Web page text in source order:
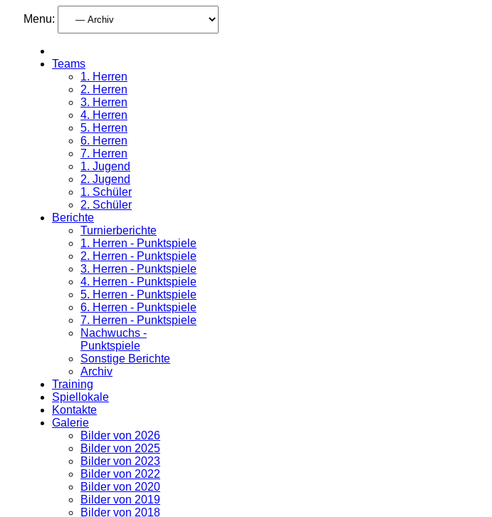
Menu:
Teams
1. Herren
2. Herren
3. Herren
4. Herren
5. Herren
6. Herren
7. Herren
1. Jugend
2. Jugend
1. Schüler
2. Schüler
Berichte
Turnierberichte
1. Herren - Punktspiele
2. Herren - Punktspiele
3. Herren - Punktspiele
4. Herren - Punktspiele
5. Herren - Punktspiele
6. Herren - Punktspiele
7. Herren - Punktspiele
Nachwuchs -
Punktspiele
Sonstige Berichte
Archiv
Training
Spiellokale
Kontakte
Galerie
Bilder von 2026
Bilder von 2025
Bilder von 2023
Bilder von 2022
Bilder von 2020
Bilder von 2019
Bilder von 2018